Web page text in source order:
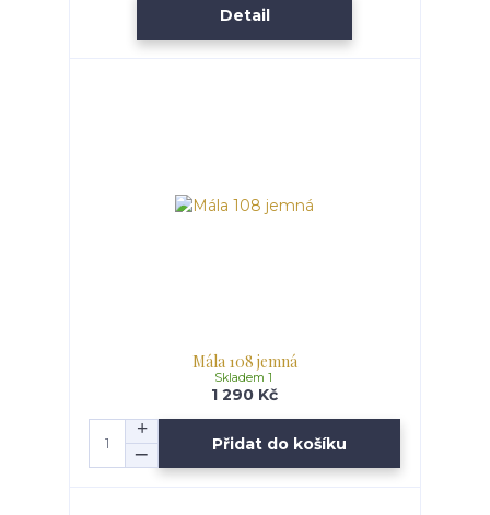
Detail
Mála 108 jemná
1 290 Kč
Skladem 1
Přidat do košíku